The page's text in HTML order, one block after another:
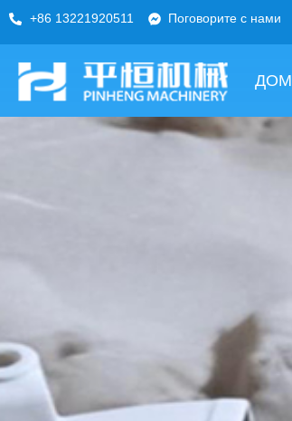
+86 13221920511 Поговорите с нами
ДОМ